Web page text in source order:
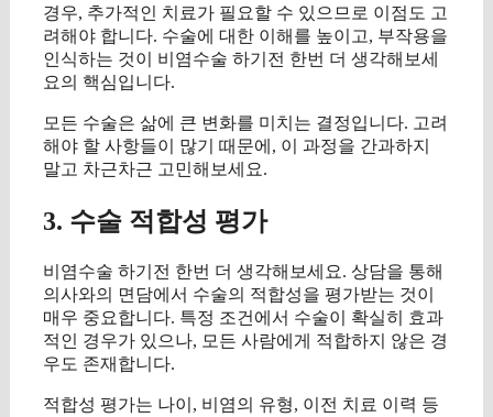
경우, 추가적인 치료가 필요할 수 있으므로 이점도 고
려해야 합니다. 수술에 대한 이해를 높이고, 부작용을
인식하는 것이 비염수술 하기전 한번 더 생각해보세
요의 핵심입니다.
모든 수술은 삶에 큰 변화를 미치는 결정입니다. 고려
해야 할 사항들이 많기 때문에, 이 과정을 간과하지
말고 차근차근 고민해보세요.
3. 수술 적합성 평가
비염수술 하기전 한번 더 생각해보세요. 상담을 통해
의사와의 면담에서 수술의 적합성을 평가받는 것이
매우 중요합니다. 특정 조건에서 수술이 확실히 효과
적인 경우가 있으나, 모든 사람에게 적합하지 않은 경
우도 존재합니다.
적합성 평가는 나이, 비염의 유형, 이전 치료 이력 등